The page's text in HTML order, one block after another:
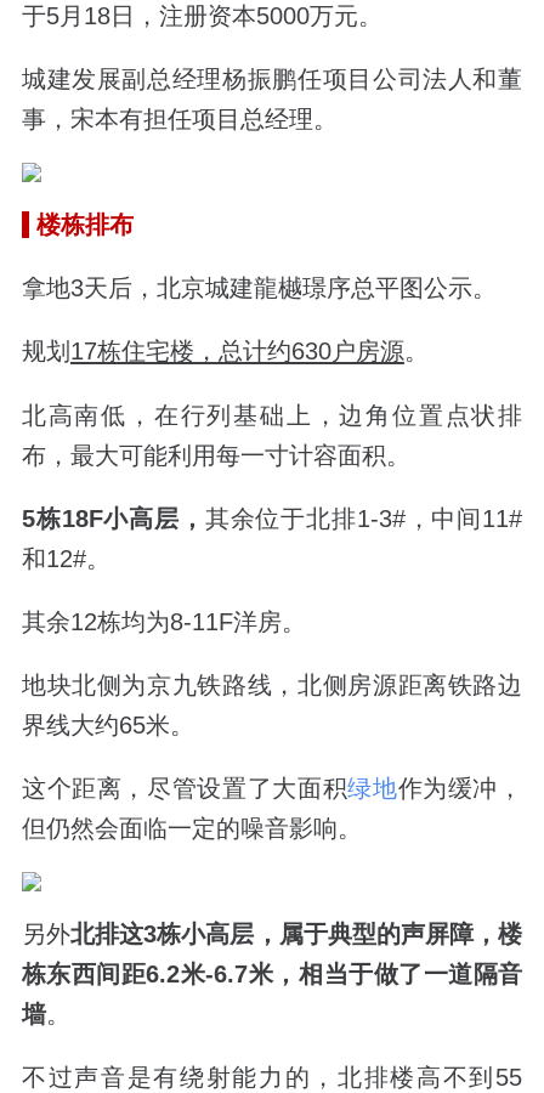
于5月18日，注册资本5000万元。
城建发展副总经理杨振鹏任项目公司法人和董
事，宋本有担任项目总经理。
楼栋排布
拿地3天后，北京城建龍樾璟序总平图公示。
规划 17栋住宅楼，总计约630户房源。
北高南低，在行列基础上，边角位置点状排
布，最大可能利用每一寸计容面积。
5栋18F小高层， 其余位于北排1-3#，中间11#
和12#。
其余12栋均为8-11F洋房。
地块北侧为京九铁路线，北侧房源距离铁路边
界线大约65米。
这个距离，尽管设置了大面积绿地作为缓冲，
但仍然会面临一定的噪音影响。
另外北排这3栋小高层，属于典型的声屏障，楼
栋东西间距6.2米-6.7米，相当于做了一道隔音
墙。
不过声音是有绕射能力的，北排楼高不到55